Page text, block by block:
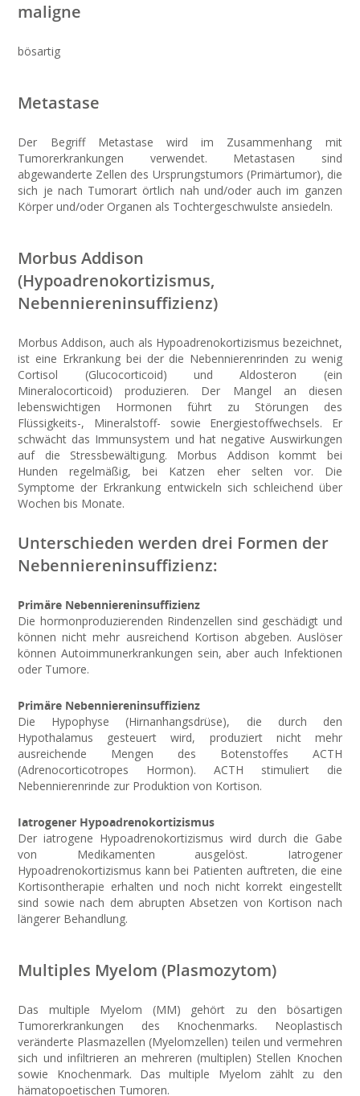
maligne
bösartig
Metastase
Der Begriff Metastase wird im Zusammenhang mit
Tumorerkrankungen verwendet. Metastasen sind
abgewanderte Zellen des Ursprungstumors (Primärtumor), die
sich je nach Tumorart örtlich nah und/oder auch im ganzen
Körper und/oder Organen als Tochtergeschwulste ansiedeln.
Morbus Addison
(Hypoadrenokortizismus,
Nebenniereninsuffizienz)
Morbus Addison, auch als Hypoadrenokortizismus bezeichnet,
ist eine Erkrankung bei der die Nebennierenrinden zu wenig
Cortisol (Glucocorticoid) und Aldosteron (ein
Mineralocorticoid) produzieren. Der Mangel an diesen
lebenswichtigen Hormonen führt zu Störungen des
Flüssigkeits-, Mineralstoff- sowie Energiestoffwechsels. Er
schwächt das Immunsystem und hat negative Auswirkungen
auf die Stressbewältigung. Morbus Addison kommt bei
Hunden regelmäßig, bei Katzen eher selten vor. Die
Symptome der Erkrankung entwickeln sich schleichend über
Wochen bis Monate.
Unterschieden werden drei Formen der
Nebenniereninsuffizienz:
Primäre Nebenniereninsuffizienz
Die hormonproduzierenden Rindenzellen sind geschädigt und
können nicht mehr ausreichend Kortison abgeben. Auslöser
können Autoimmunerkrankungen sein, aber auch Infektionen
oder Tumore.
Primäre Nebenniereninsuffizienz
Die Hypophyse (Hirnanhangsdrüse), die durch den
Hypothalamus gesteuert wird, produziert nicht mehr
ausreichende Mengen des Botenstoffes ACTH
(Adrenocorticotropes Hormon). ACTH stimuliert die
Nebennierenrinde zur Produktion von Kortison.
Iatrogener Hypoadrenokortizismus
Der iatrogene Hypoadrenokortizismus wird durch die Gabe
von Medikamenten ausgelöst. Iatrogener
Hypoadrenokortizismus kann bei Patienten auftreten, die eine
Kortisontherapie erhalten und noch nicht korrekt eingestellt
sind sowie nach dem abrupten Absetzen von Kortison nach
längerer Behandlung.
Multiples Myelom (Plasmozytom)
Das multiple Myelom (MM) gehört zu den bösartigen
Tumorerkrankungen des Knochenmarks. Neoplastisch
veränderte Plasmazellen (Myelomzellen) teilen und vermehren
sich und infiltrieren an mehreren (multiplen) Stellen Knochen
sowie Knochenmark. Das multiple Myelom zählt zu den
hämatopoetischen Tumoren.